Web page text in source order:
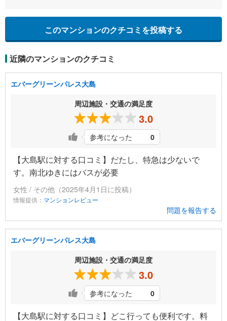
このマンションのクチコミを投稿する
近隣のマンションのクチコミ
エバーグリーンパレス大島
周辺施設・交通の満足度
3.0
参考になった 0
【大島駅に対する口コミ】だたし、特急は少ないで
す。南北ゆきにはバスが必要
女性 / その他（2025年4月1日に投稿）
情報提供： マンションレビュー
問題を報告する
エバーグリーンパレス大島
周辺施設・交通の満足度
3.0
参考になった 0
【大島駅に対する口コミ】どこ行っても便利です。料